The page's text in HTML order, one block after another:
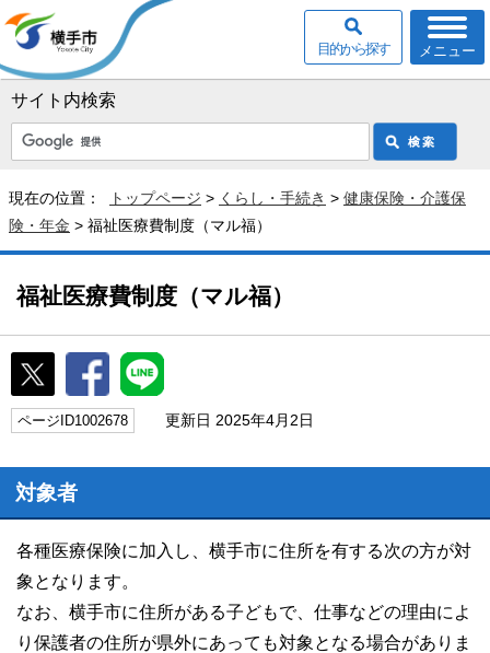
サイト内検索
メニュー
目的から探す
現在の位置： トップページ > くらし・手続き > 健康保険・介護保
険・年金 > 福祉医療費制度（マル福）
福祉医療費制度（マル福）
ページID1002678 更新日 2025年4月2日
対象者
各種医療保険に加入し、横手市に住所を有する次の方が対
象となります。
なお、横手市に住所がある子どもで、仕事などの理由によ
り保護者の住所が県外にあっても対象となる場合がありま